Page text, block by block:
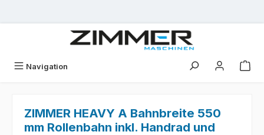
Navigation
ZIMMER HEAVY A Bahnbreite 550
mm Rollenbahn inkl. Handrad und